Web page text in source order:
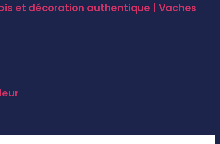
et décoration authentique | Vaches